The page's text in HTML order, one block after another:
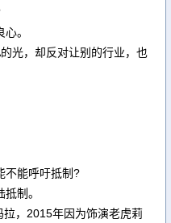
。
光，却反对让别的行业，也
不能呼吁抵制?
制。
拉，2015年因为饰演老虎莉